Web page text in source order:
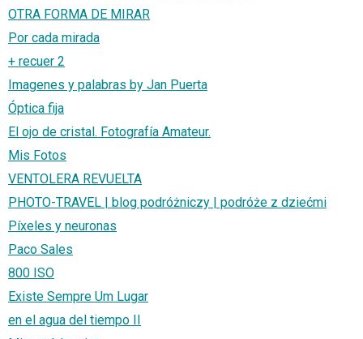
OTRA FORMA DE MIRAR
Por cada mirada
+ recuer 2
Imagenes y palabras by Jan Puerta
Óptica fija
El ojo de cristal. Fotografía Amateur.
Mis Fotos
VENTOLERA REVUELTA
PHOTO-TRAVEL | blog podróżniczy | podróże z dziećmi
Píxeles y neuronas
Paco Sales
800 ISO
Existe Sempre Um Lugar
en el agua del tiempo II